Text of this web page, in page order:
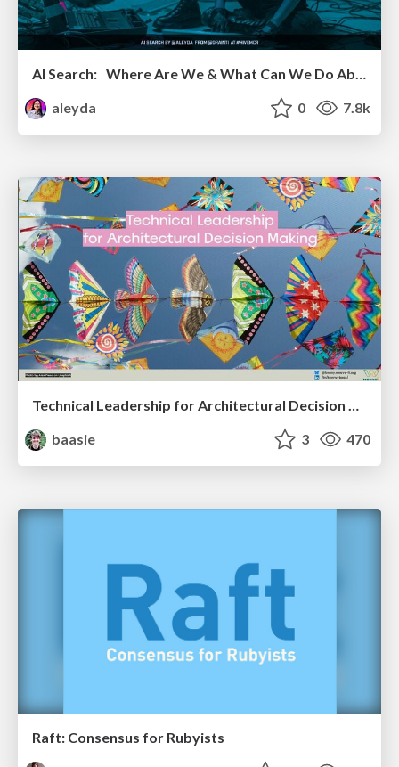
AI Search: Where Are We & What Can We Do About It?
aleyda
0 7.8k
Technical Leadership for Architectural Decision Making
baasie
3 470
Raft: Consensus for Rubyists